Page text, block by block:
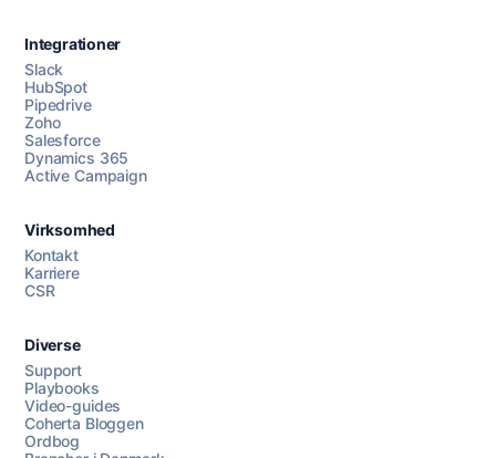
Chat med os
AI Campaign Assist
Integrationer
Slack
HubSpot
Pipedrive
Zoho
Salesforce
Dynamics 365
Active Campaign
Virksomhed
Kontakt
Karriere
CSR
Diverse
Support
Playbooks
Video-guides
Coherta Bloggen
Ordbog